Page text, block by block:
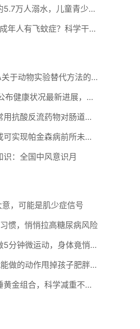
我国每年约5.7万人溺水，儿童青少年占比超56%！
60%-70%成年人有飞蚊症？科学干预缓解率超70%！
行业称FDA关于动物实验替代方法的指南有待完善
吉姆·罗斯公布健康状况最新进展，令粉丝更加担忧："目前没有治愈方法"
研究发现常用抗酸反流药物对肠道健康有负面影响
新型工具或可实现帕金森病前所未有的早期诊断
识：全国中风意识月
，可能是肌少症信号
惯，悄悄拉高糖尿病风险
每天偷偷做5分钟微运动，身体竟悄悄变健康了？
3个今天就能做的动作甩掉孩子肥胖苗头
遵循吃动睡黄金组合，科学减重不踩坑